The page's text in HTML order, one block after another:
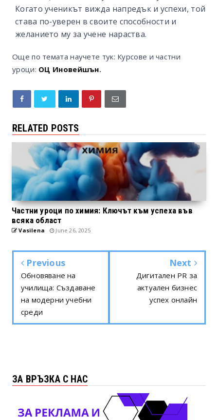
Когато ученикът вижда напредък и успехи, той
става по-уверен в своите способности и
желанието му за учене нараства.
Още по темата научете тук: Курсове и частни
уроци: ОЦ Иновейшън.
RELATED POSTS
Частни уроци по химия: Ключът към успеха във
всяка област
Vasilena June 26, 2025
Previous
Обновяване на
училища: Създаване
на модерни учебни
среди
Next
Дигитален PR за
актуален бизнес
успех онлайн
ЗА ВРЪЗКА С НАС